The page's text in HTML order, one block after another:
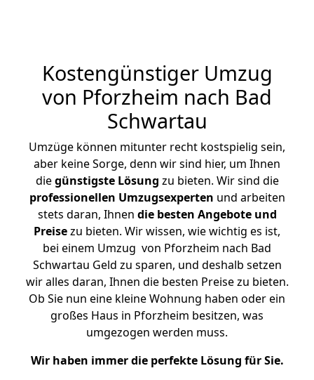
Kostengünstiger Umzug
von Pforzheim nach Bad
Schwartau
Umzüge können mitunter recht kostspielig sein,
aber keine Sorge, denn wir sind hier, um Ihnen
diegünstigste Lösung zu bieten. Wir sind die
professionellen Umzugsexperten und arbeiten
stets daran, Ihnen die besten Angebote und
Preisezu bieten. Wir wissen, wie wichtig es ist,
bei einem Umzug von Pforzheim nach Bad
Schwartau Geld zu sparen, und deshalb setzen
wir alles daran, Ihnen die besten Preise zu bieten.
Ob Sie nun eine kleine Wohnung haben oder ein
großes Haus in Pforzheim besitzen, was
umgezogen werden muss.
Wir haben immer die perfekte Lösung für Sie.